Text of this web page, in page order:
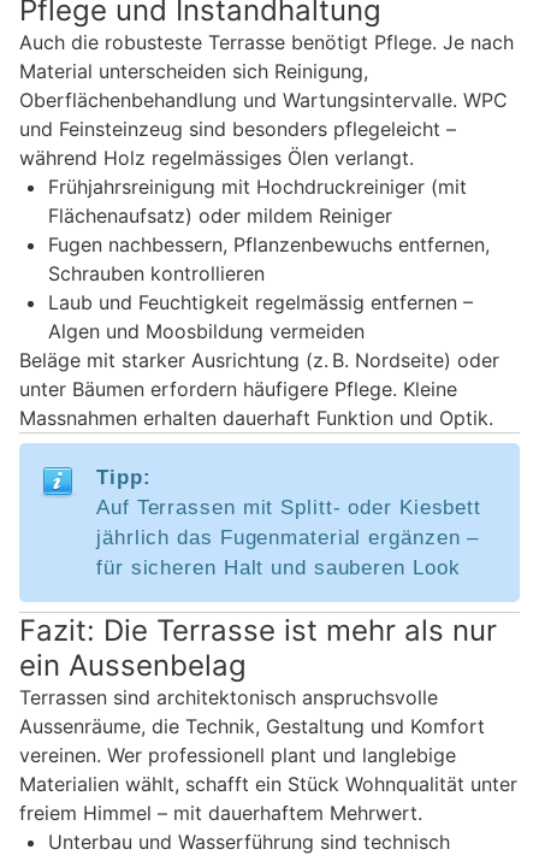
Pflege und Instandhaltung
Auch die robusteste Terrasse benötigt Pflege. Je nach
Material unterscheiden sich Reinigung,
Oberflächenbehandlung und Wartungsintervalle. WPC
und Feinsteinzeug sind besonders pflegeleicht –
während Holz regelmässiges Ölen verlangt.
Frühjahrsreinigung mit Hochdruckreiniger (mit
Flächenaufsatz) oder mildem Reiniger
Fugen nachbessern, Pflanzenbewuchs entfernen,
Schrauben kontrollieren
Laub und Feuchtigkeit regelmässig entfernen –
Algen und Moosbildung vermeiden
Beläge mit starker Ausrichtung (z. B. Nordseite) oder
unter Bäumen erfordern häufigere Pflege. Kleine
Massnahmen erhalten dauerhaft Funktion und Optik.
Tipp:
Auf Terrassen mit Splitt- oder Kiesbett
jährlich das Fugenmaterial ergänzen –
für sicheren Halt und sauberen Look
Fazit: Die Terrasse ist mehr als nur
ein Aussenbelag
Terrassen sind architektonisch anspruchsvolle
Aussenräume, die Technik, Gestaltung und Komfort
vereinen. Wer professionell plant und langlebige
Materialien wählt, schafft ein Stück Wohnqualität unter
freiem Himmel – mit dauerhaftem Mehrwert.
Unterbau und Wasserführung sind technisch